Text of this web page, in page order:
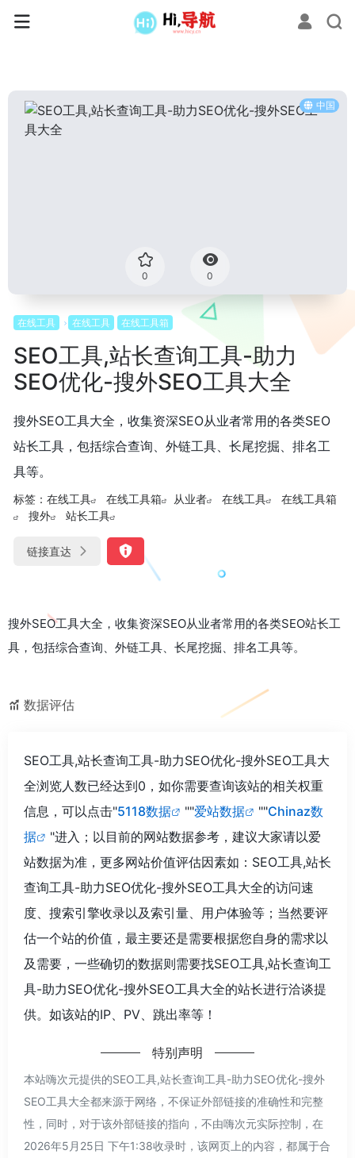
中国
0 0
在线工具 在线工具 在线工具箱
SEO工具,站长查询工具-助力
SEO优化-搜外SEO工具大全
搜外SEO工具大全，收集资深SEO从业者常用的各类SEO
站长工具，包括综合查询、外链工具、长尾挖掘、排名工
具等。
标签： 在线工具 在线工具箱 从业者 在线工具
在线工具箱
搜外
站长工具
链接直达
搜外SEO工具大全，收集资深SEO从业者常用的各类SEO站长工
具，包括综合查询、外链工具、长尾挖掘、排名工具等。
数据评估
SEO工具,站长查询工具-助力SEO优化-搜外SEO工具大
全浏览人数已经达到0，如你需要查询该站的相关权重
信息，可以点击"5118数据 ""爱站数据 ""Chinaz数
据
"进入；以目前的网站数据参考，建议大家请以爱
站数据为准，更多网站价值评估因素如：SEO工具,站长
查询工具-助力SEO优化-搜外SEO工具大全的访问速
度、搜索引擎收录以及索引量、用户体验等；当然要评
估一个站的价值，最主要还是需要根据您自身的需求以
及需要，一些确切的数据则需要找SEO工具,站长查询工
具-助力SEO优化-搜外SEO工具大全的站长进行洽谈提
供。如该站的IP、PV、跳出率等！
特别声明
本站嗨次元提供的SEO工具,站长查询工具-助力SEO优化-搜外
SEO工具大全都来源于网络，不保证外部链接的准确性和完整
性，同时，对于该外部链接的指向，不由嗨次元实际控制，在
2026年5月25日 下午1:38收录时，该网页上的内容，都属于合